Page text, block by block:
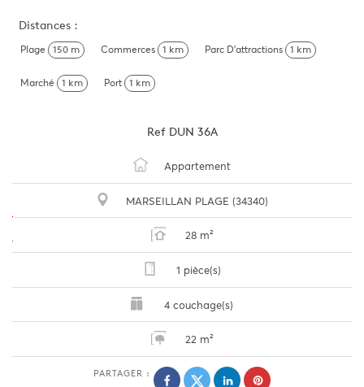
Distances :
Plage 150 m Commerces 1 km Parc D'attractions 1 km
Marché 1 km Port 1 km
Ref DUN 36A
Appartement
MARSEILLAN PLAGE (34340)
28 m²
1 pièce(s)
4 couchage(s)
22 m²
PARTAGER :